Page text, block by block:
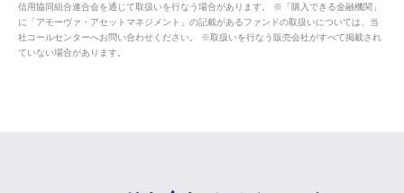
信用協同組合連合会を通じて取扱いを行なう場合があります。 ※「購入できる金融機関」
に「アモーヴァ・アセットマネジメント」の記載があるファンドの取扱いについては、当
社コールセンターへお問い合わせください。 ※取扱いを行なう販売会社がすべて掲載され
ていない場合があります。